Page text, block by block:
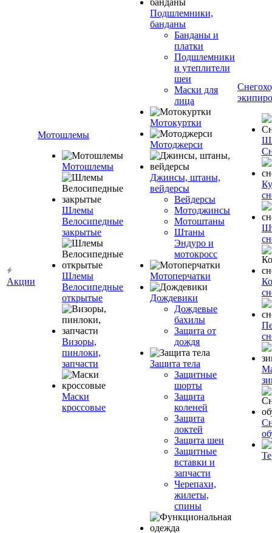
Акции
Мотошлемы
Мотошлемы
Шлемы
Велосипедные
закрытые
Шлемы
Велосипедные
открытые
Визоры,
пинлоки,
запчасти
Маски
кроссовые
Подшлемники,
банданы
Банданы и
платки
Подшлемники
и утеплители
шеи
Маски для
лица
Мотокуртки
Мотоджерси
Джинсы, штаны,
вейдерсы
Вейдерсы
Мотоджинсы
Мотоштаны
Штаны
Эндуро и
мотокросс
Мотоперчатки
Дождевики
Дождевые
бахилы
Защита от
дождя
Защита тела
Защитные
шорты
Защита
коленей
Защита
локтей
Защита шеи
Защитные
вставки и
запчасти
Черепахи,
жилеты,
спины